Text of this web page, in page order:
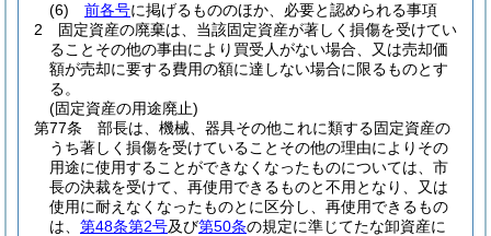
(6)
前各号に掲げるもののほか、必要と認められる事項
2
固定資産の廃棄は、当該固定資産が著しく損傷を受けてい
ることその他の事由により買受人がない場合、又は売却価
額が売却に要する費用の額に達しない場合に限るものとす
る。
(固定資産の用途廃止)
第77条
部長は、機械、器具その他これに類する固定資産の
うち著しく損傷を受けていることその他の理由によりその
用途に使用することができなくなったものについては、市
長の決裁を受けて、再使用できるものと不用となり、又は
使用に耐えなくなったものとに区分し、再使用できるもの
は、 第48条第2号及び第50条の規定に準じてたな卸資産に